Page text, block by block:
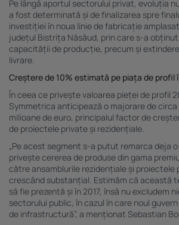
Pe lângă aportul sectorului privat, evoluția
a fost determinată și de finalizarea spre
investiției în noua linie de fabricație
județul Bistrița Năsăud, prin care s-a
capacității de producție, precum și
livrare.
Creștere de 10% estimată pe piața de profil
În ceea ce privește valoarea pieței de profil
Symmetrica anticipează o majorare de circa
milioane de euro, principalul factor de
de proiectele private și rezidențiale.
„Pe acest segment s-a putut remarca deja
privește cererea de produse din gama
către ansamblurile rezidențiale și proiectele
crescând substanțial. Estimăm că această
să fie prezentă și în 2017, însă nu excludem
sectorului public, în cazul în care noul
de infrastructură”, a menționat Sebastian
Listă parteneri (furnizori)